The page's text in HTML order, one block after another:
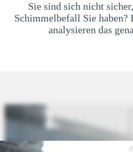
Sie sind sich nicht
Schimmelbefall Sie
analysieren das